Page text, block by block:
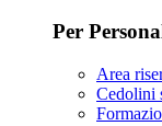
Per
Area
Cedolini